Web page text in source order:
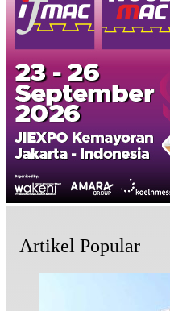
Artikel Popular